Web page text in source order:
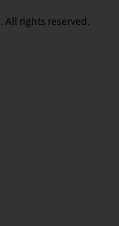
. All rights reserved.